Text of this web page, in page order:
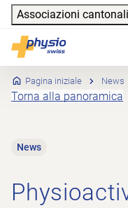
Header
Associazioni cantonali
Physioswiss
Pagina iniziale News
Torna alla panoramica
News